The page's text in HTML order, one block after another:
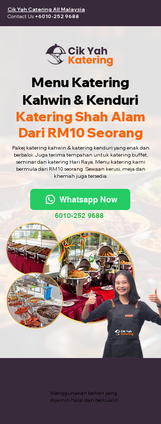
Cik Yah Catering All Malaysia ·
Contact Us +6010-252 9688
Menu Katering
Kahwin & Kenduri
Katering Shah Alam
Dari RM10 Seorang
Pakej katering kahwin & katering kenduri yang enak dan
berbaloi. Juga terima tempahan untuk katering buffet,
seminar dan katering Hari Raya. Menu katering kami
bermula dari RM10 seorang. Sewaan kerusi, meja dan
khemah juga tersedia.
Whatsapp Now
6010-252 9688
Menggunakan bahan yang
dijamin halal dan berkualiti.